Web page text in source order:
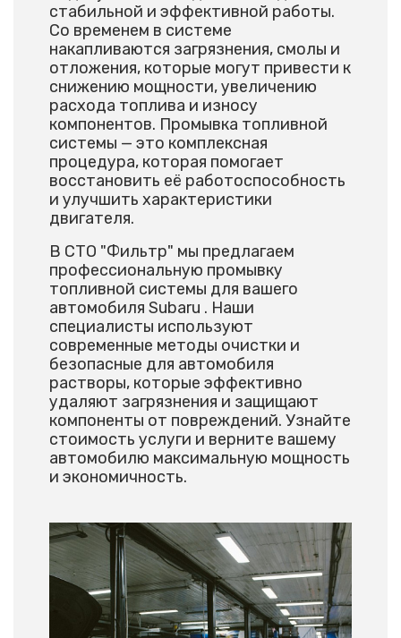
стабильной и эффективной работы.
Со временем в системе
накапливаются загрязнения, смолы и
отложения, которые могут привести к
снижению мощности, увеличению
расхода топлива и износу
компонентов. Промывка топливной
системы — это комплексная
процедура, которая помогает
восстановить её работоспособность
и улучшить характеристики
двигателя.
В СТО "Фильтр" мы предлагаем
профессиональную промывку
топливной системы для вашего
автомобиля Subaru . Наши
специалисты используют
современные методы очистки и
безопасные для автомобиля
растворы, которые эффективно
удаляют загрязнения и защищают
компоненты от повреждений. Узнайте
стоимость услуги и верните вашему
автомобилю максимальную мощность
и экономичность.